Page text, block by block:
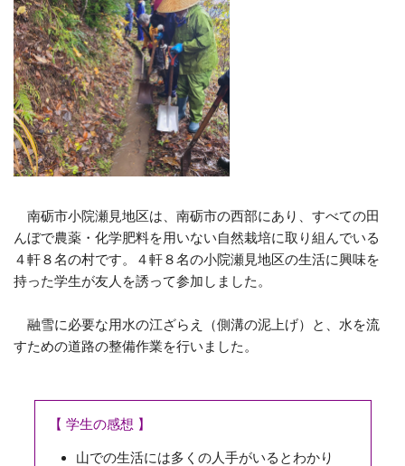
南砺市小院瀬見地区は、南砺市の西部にあり、すべての田
んぼで農薬・化学肥料を用いない自然栽培に取り組んでいる
４軒８名の村です。４軒８名の小院瀬見地区の生活に興味を
持った学生が友人を誘って参加しました。
融雪に必要な用水の江ざらえ（側溝の泥上げ）と、水を流
すための道路の整備作業を行いました。
【 学生の感想 】
山での生活には多くの人手がいるとわかり